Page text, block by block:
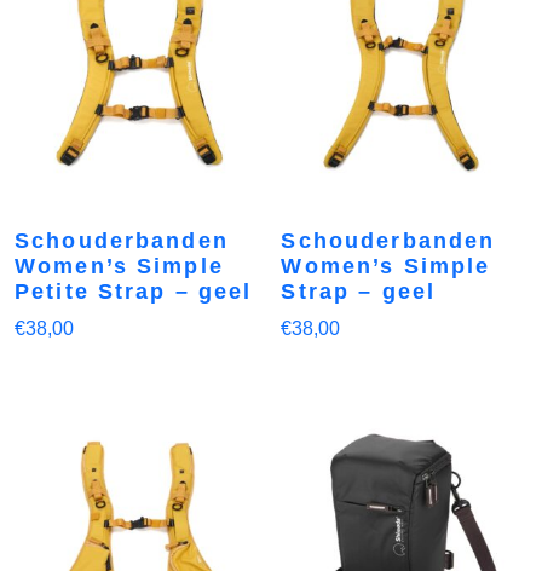
Schouderbanden
Women’s Simple
Petite Strap – geel
€38,00
Schouderbanden
Women’s Simple
Strap – geel
€38,00